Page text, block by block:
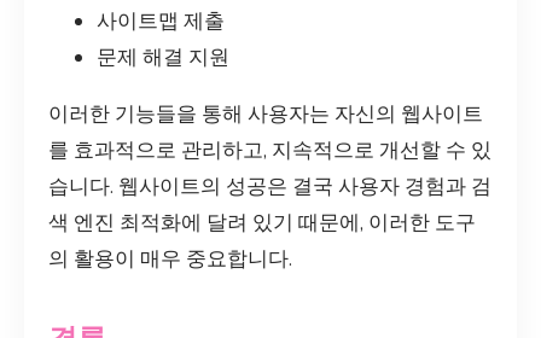
사이트맵 제출
문제 해결 지원
이러한 기능들을 통해 사용자는 자신의 웹사이트
를 효과적으로 관리하고, 지속적으로 개선할 수 있
습니다. 웹사이트의 성공은 결국 사용자 경험과 검
색 엔진 최적화에 달려 있기 때문에, 이러한 도구
의 활용이 매우 중요합니다.